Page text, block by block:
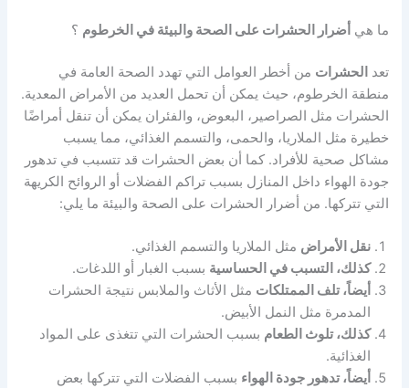
ما هي أضرار الحشرات على الصحة والبيئة في الخرطوم ؟
تعد الحشرات من أخطر العوامل التي تهدد الصحة العامة في
منطقة الخرطوم، حيث يمكن أن تحمل العديد من الأمراض المعدية.
الحشرات مثل الصراصير، البعوض، والفئران يمكن أن تنقل أمراضًا
خطيرة مثل الملاريا، والحمى، والتسمم الغذائي، مما يسبب
مشاكل صحية للأفراد. كما أن بعض الحشرات قد تتسبب في تدهور
جودة الهواء داخل المنازل بسبب تراكم الفضلات أو الروائح الكريهة
التي تتركها. من أضرار الحشرات على الصحة والبيئة ما يلي:
نقل الأمراض مثل الملاريا والتسمم الغذائي.
كذلك، التسبب في الحساسية بسبب الغبار أو اللدغات.
أيضاً، تلف الممتلكات مثل الأثاث والملابس نتيجة الحشرات
المدمرة مثل النمل الأبيض.
كذلك، تلوث الطعام بسبب الحشرات التي تتغذى على المواد
الغذائية.
أيضاً، تدهور جودة الهواء بسبب الفضلات التي تتركها بعض